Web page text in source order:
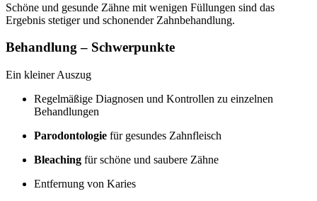
Schöne und gesunde Zähne mit wenigen Füllungen sind das
Ergebnis stetiger und schonender Zahnbehandlung.
Behandlung – Schwerpunkte
Ein kleiner Auszug
Regelmäßige Diagnosen und Kontrollen zu einzelnen
Behandlungen
Parodontologie für gesundes Zahnfleisch
Bleaching für schöne und saubere Zähne
Entfernung von Karies